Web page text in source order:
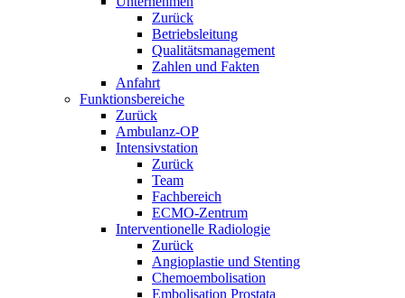
Zurück
Betriebsleitung
Qualitätsmanagement
Zahlen und Fakten
Anfahrt
Funktionsbereiche
Zurück
Ambulanz-OP
Intensivstation
Zurück
Team
Fachbereich
ECMO-Zentrum
Interventionelle Radiologie
Zurück
Angioplastie und Stenting
Chemoembolisation
Embolisation Prostata